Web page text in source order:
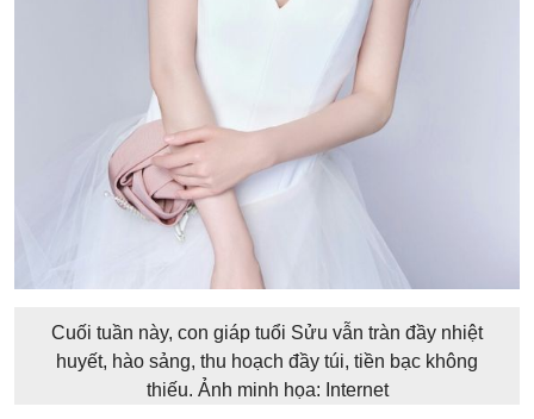
Cuối tuần này, con giáp tuổi Sửu vẫn tràn đầy nhiệt
huyết, hào sảng, thu hoạch đầy túi, tiền bạc không
thiếu. Ảnh minh họa: Internet